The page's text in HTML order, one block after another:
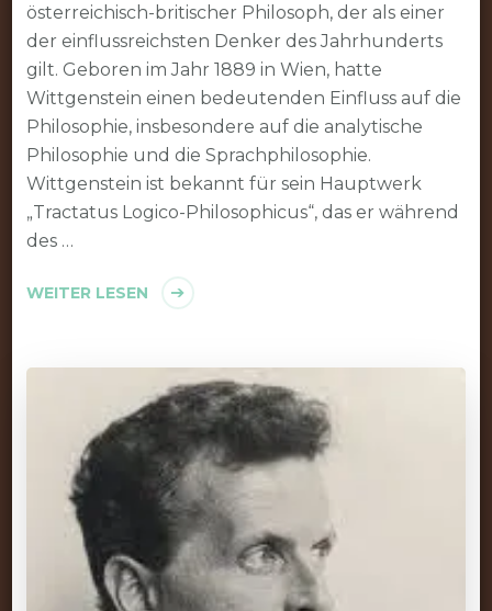
österreichisch-britischer Philosoph, der als einer
der einflussreichsten Denker des Jahrhunderts
gilt. Geboren im Jahr 1889 in Wien, hatte
Wittgenstein einen bedeutenden Einfluss auf die
Philosophie, insbesondere auf die analytische
Philosophie und die Sprachphilosophie.
Wittgenstein ist bekannt für sein Hauptwerk
„Tractatus Logico-Philosophicus“, das er während
des …
WEITER LESEN